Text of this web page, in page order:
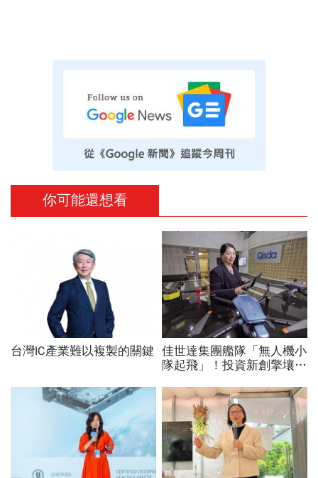
你可能還想看
台灣IC產業難以複製的關鍵 佳世達集團艦隊「無人機小
隊起飛」！投資新創擎壤、
兵：鎖定美日頂級客戶切入